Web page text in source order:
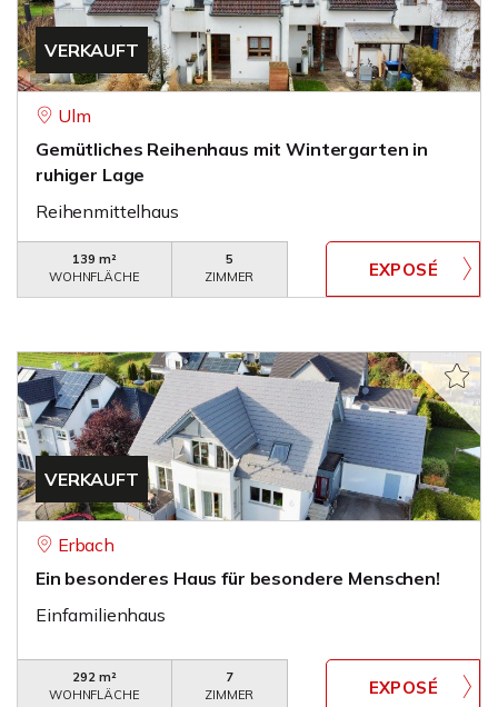
VERKAUFT
Ulm
Gemütliches Reihenhaus mit Wintergarten in
ruhiger Lage
Reihenmittelhaus
139 m²
WOHNFLÄCHE
5
ZIMMER
VERKAUFT
Erbach
Ein besonderes Haus für besondere Menschen!
Einfamilienhaus
292 m²
WOHNFLÄCHE
7
ZIMMER